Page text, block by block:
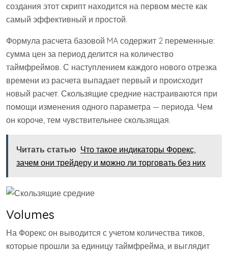
создания этот скрипт находится на первом месте как
самый эффективный и простой.
Формула расчета базовой MA содержит 2 переменные:
сумма цен за период делится на количество
таймфреймов. С наступлением каждого нового отрезка
времени из расчета выпадает первый и происходит
новый расчет. Скользящие средние настраиваются при
помощи изменения одного параметра — периода. Чем
он короче, тем чувствительнее скользящая.
Читать статью Что такое индикаторы Форекс,
зачем они трейдеру и можно ли торговать без них
Volumes
На Форекс он выводится с учетом количества тиков,
которые прошли за единицу таймфрейма, и выглядит